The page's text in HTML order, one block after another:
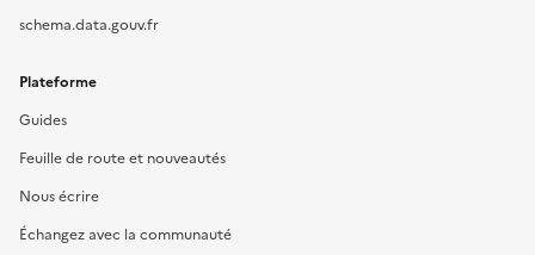
schema.data.gouv.fr
Plateforme
Guides
Feuille de route et nouveautés
Nous écrire
Échangez avec la communauté